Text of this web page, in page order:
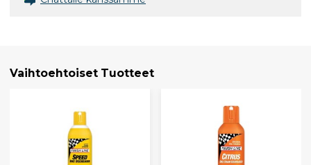
Vaihtoehtoiset Tuotteet